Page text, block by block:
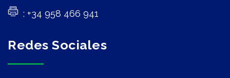
+34 958 466 941
Redes Sociales